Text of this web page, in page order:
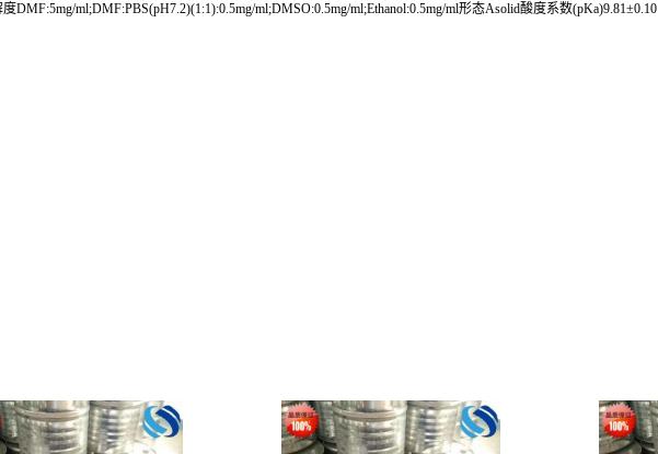
DMF:5mg/ml;DMF:PBS(pH7.2)(1:1):0.5mg/ml;DMSO:0.5mg/ml;Ethanol:0.5mg/ml形态Asolid酸度系数(pKa)9.81±0.10